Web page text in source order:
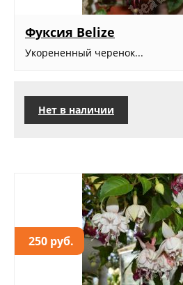
Фуксия Belize
Укорененный черенок...
Нет в наличии
250 руб.